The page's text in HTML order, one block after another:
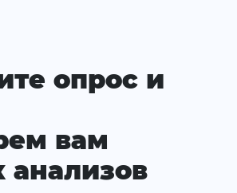
опрос и
вам
анализов